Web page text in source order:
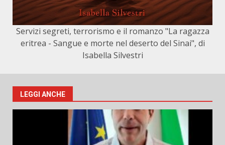
Servizi segreti, terrorismo e il romanzo "La ragazza
eritrea - Sangue e morte nel deserto del Sinai", di
Isabella Silvestri
LEGGI ANCHE